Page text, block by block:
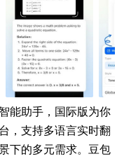
能助手，国际版为你
，支持多语言实时翻
下的多元需求。豆包